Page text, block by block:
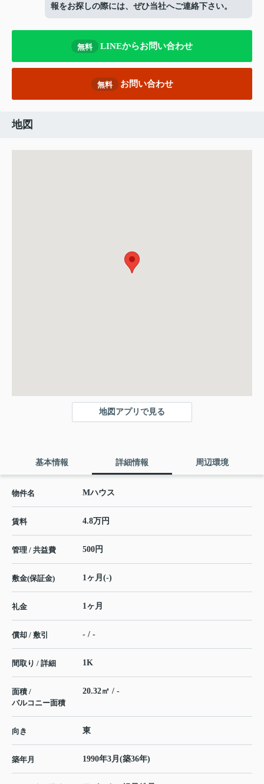
報をお探しの際には、ぜひ当社へご連絡下さい。
無料 LINEからお問い合わせ
無料 お問い合わせ
地図
地図アプリで見る
基本情報 詳細情報 周辺環境
物件名 Mハウス
賃料 4.8万円
管理 / 共益費 500円
敷金(保証金) 1ヶ月(-)
礼金 1ヶ月
償却 / 敷引 - / -
間取り / 詳細 1K
面積 /
バルコニー面積
20.32㎡ / -
向き 東
築年月 1990年3月(築36年)